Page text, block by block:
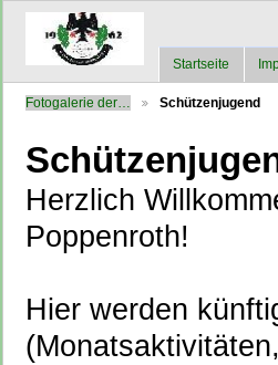
Startseite
Fotogalerie der… Schützenjugend
Herzlich
Poppenroth!
Hier werden